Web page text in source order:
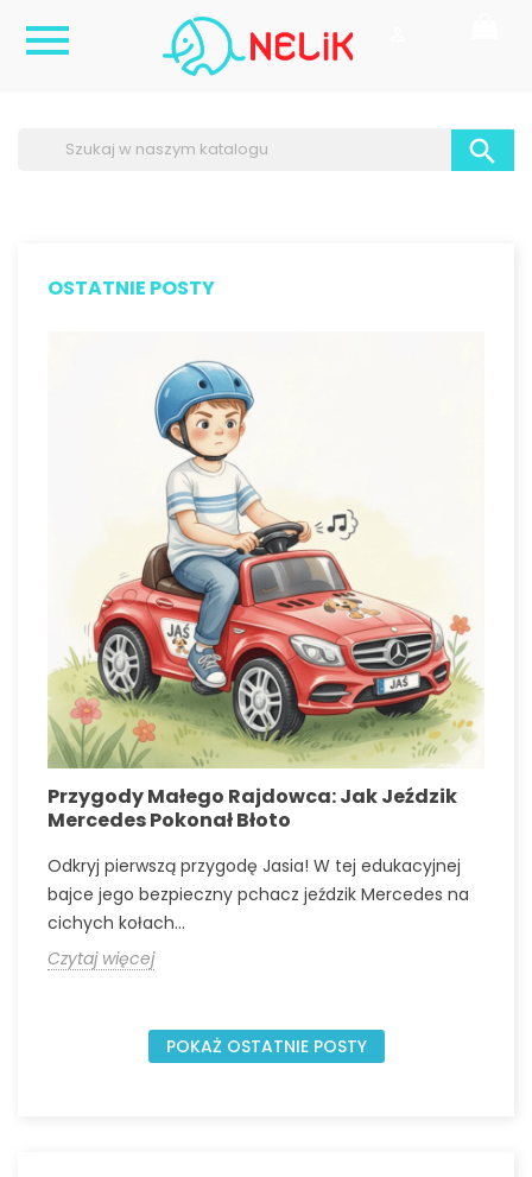


OSTATNIE POSTY
Przygody Małego Rajdowca: Jak Jeździk
Mercedes Pokonał Błoto
Odkryj pierwszą przygodę Jasia! W tej edukacyjnej
bajce jego bezpieczny pchacz jeździk Mercedes na
cichych kołach...
Czytaj więcej
POKAŻ OSTATNIE POSTY